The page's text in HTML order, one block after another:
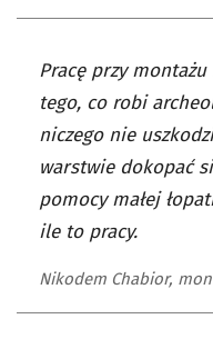
Pracę przy
tego, co robi
niczego nie
warstwie dokopać
pomocy małej
ile to pracy.
Nikodem Chabior,